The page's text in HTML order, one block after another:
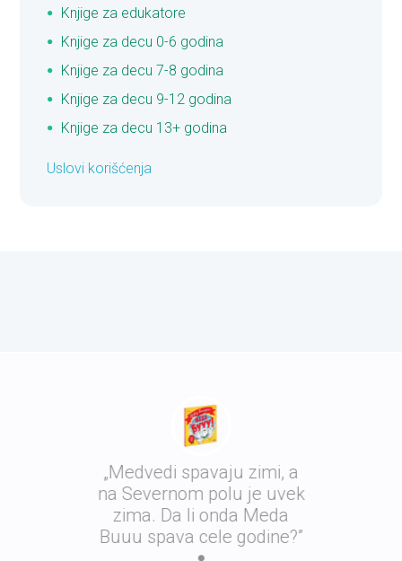
Knjige za edukatore
Knjige za decu 0-6 godina
Knjige za decu 7-8 godina
Knjige za decu 9-12 godina
Knjige za decu 13+ godina
Uslovi korišćenja
„Medvedi spavaju zimi, a
na Severnom polu je uvek
zima. Da li onda Meda
Buuu spava cele godine?”